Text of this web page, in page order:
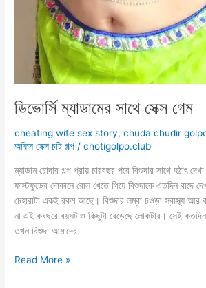
ডিভোর্সি ম্যাডামের সাথে সেক্স গেম
cheating wife sex story,chuda chudir
অফিস সেক্স চটি গল্প /chotigolpo.club
ম্যাডাম চোদার গল্প প্রায় চারবছর পরে বিশুদার সাথে হঠাৎ
ফাস্টফুডের দোকানে রোল খেতে গিয়ে বিশুদাকে এতদিন বাদে
চেহারাটা একই রকম আছে। বিশুদার লম্বা চওড়া স্বাস্থ্য আর
না এই কবছরে বয়সটাও কিছুটা বেড়েছে লোকটার। সেই
তখন বিশুদা আমাদের
ডিভোর্সি
Read More »